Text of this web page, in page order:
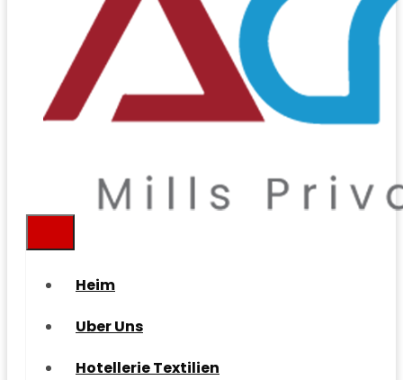
Heim
Uber Uns
Hotellerie Textilien